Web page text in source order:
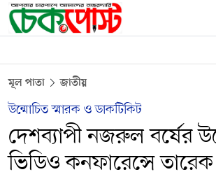
মূল পাতা জাতীয়
উন্মোচিত স্মারক ও ডাকটিকিট
দেশব্যাপী নজরুল বর্ষের
ভিডিও কনফারেন্সে